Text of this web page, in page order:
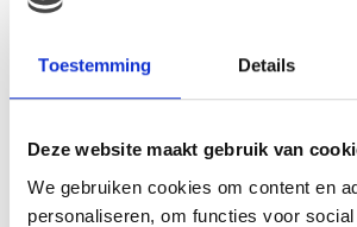
Toestemming Details
Deze website maakt gebruik van
We gebruiken cookies om content en
personaliseren, om functies voor
5.00
uit 5